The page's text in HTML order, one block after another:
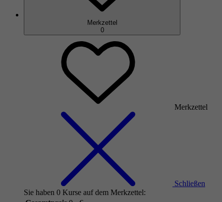
Merkzettel
0
Merkzettel
Schließen
Sie haben 0 Kurse auf dem Merkzettel: